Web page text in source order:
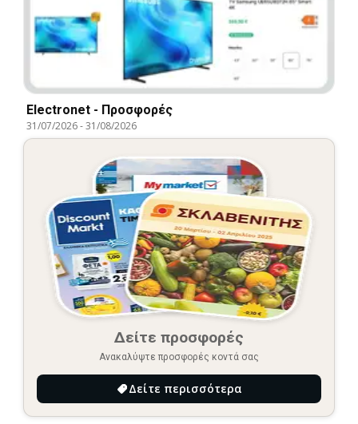
Electronet - Προσφορές
31/07/2026-31/08/2026
Δείτε προσφορές
Ανακαλύψτε προσφορές κοντά σας
Δείτε περισσότερα